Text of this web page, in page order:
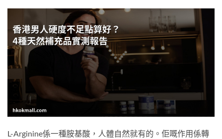
L-Arginine係一種胺基酸，人體自然就有的。佢嘅作用係轉